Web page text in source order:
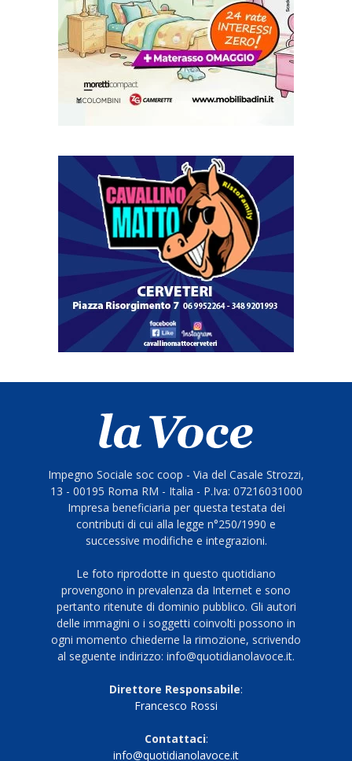
Impegno Sociale soc coop - Via del Casale Strozzi,
13 - 00195 Roma RM - Italia - P.Iva: 07216031000
Impresa beneficiaria per questa testata dei
contributi di cui alla legge n°250/1990 e
successive modifiche e integrazioni.
Le foto riprodotte in questo quotidiano
provengono in prevalenza da Internet e sono
pertanto ritenute di dominio pubblico. Gli autori
delle immagini o i soggetti coinvolti possono in
ogni momento chiederne la rimozione, scrivendo
al seguente indirizzo: info@quotidianolavoce.it.
Direttore Responsabile:
Francesco Rossi
Contattaci:
info@quotidianolavoce.it